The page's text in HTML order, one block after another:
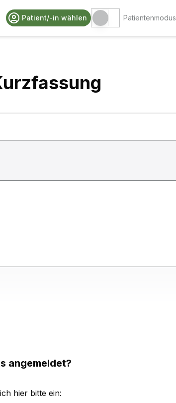
Patient/-in wählen Patientenmodus
angemeldet?
hier bitte ein: